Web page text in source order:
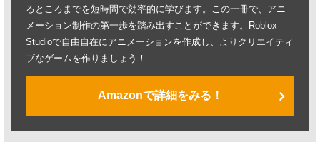
るところまでを短時間で効率的に学びます。この一冊で、アニ
メーション制作の第一歩を踏み出すことができます。Roblox
Studioで自由自在にアニメーションを作成し、よりクリエイティ
ブなゲームを作りましょう！
Amazonで詳細をみる！